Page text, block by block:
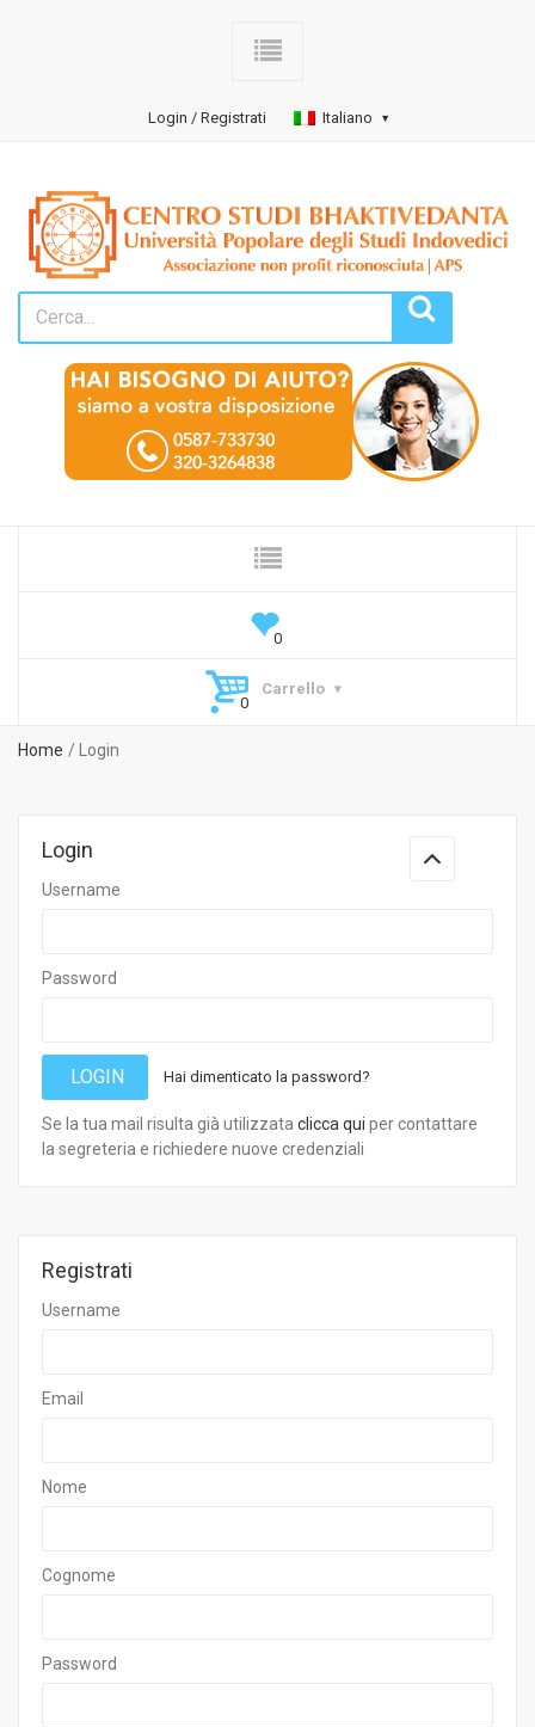
Login / Registrati Italiano
Carrello
Home Login
Login
Username
Password
LOGIN Hai dimenticato la password?
Se la tua mail risulta già utilizzata clicca qui per contattare
la segreteria e richiedere nuove credenziali
Registrati
Username
Email
Nome
Cognome
Password